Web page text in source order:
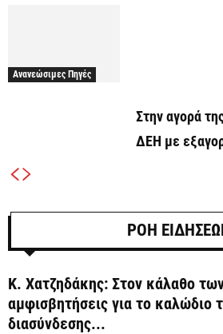
Ανανεώσιμες Πηγές
Στην αγορά
ΔΕΗ με
ΡΟΗ
Κ. Χατζηδάκης: Στον κάλαθο
αμφισβητήσεις για το καλώδιο
διασύνδεσης...